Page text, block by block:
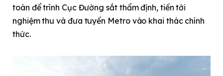
toàn để trình Cục Đường sắt thẩm định, tiến tới
nghiệm thu và đưa tuyến Metro vào khai thác chính
thức.